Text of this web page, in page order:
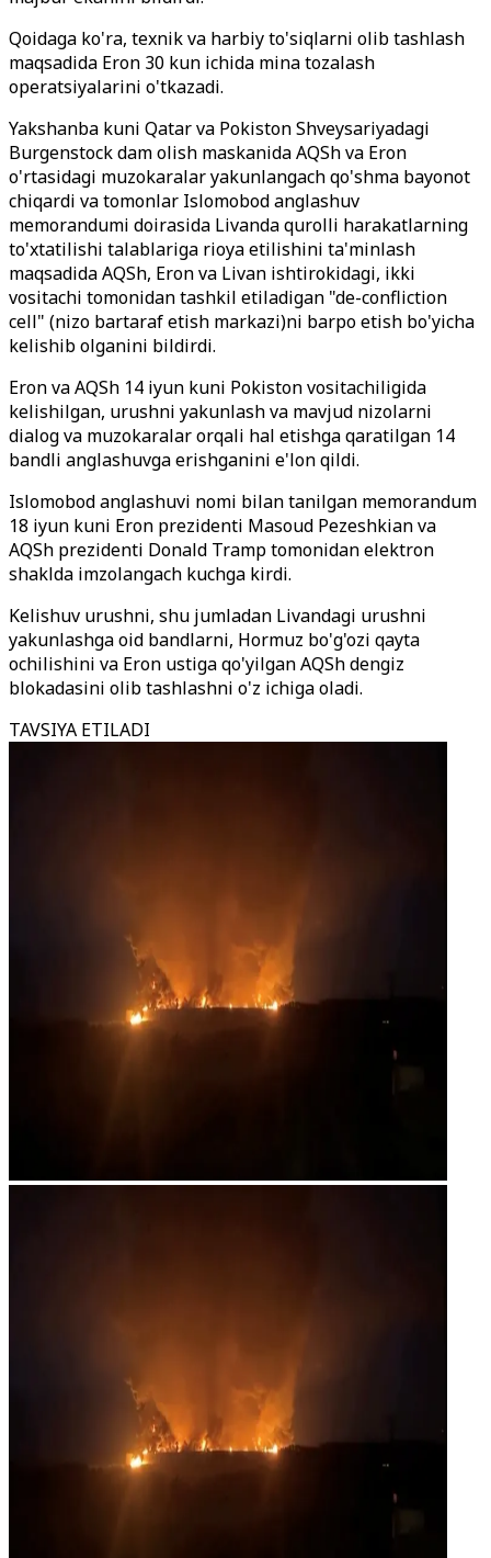
Qoidaga ko'ra, texnik va harbiy to'siqlarni olib tashlash
maqsadida Eron 30 kun ichida mina tozalash
operatsiyalarini o'tkazadi.
Yakshanba kuni Qatar va Pokiston Shveysariyadagi
Burgenstock dam olish maskanida AQSh va Eron
o'rtasidagi muzokaralar yakunlangach qo'shma bayonot
chiqardi va tomonlar Islomobod anglashuv
memorandumi doirasida Livanda qurolli harakatlarning
to'xtatilishi talablariga rioya etilishini ta'minlash
maqsadida AQSh, Eron va Livan ishtirokidagi, ikki
vositachi tomonidan tashkil etiladigan "de-confliction
cell" (nizo bartaraf etish markazi)ni barpo etish bo'yicha
kelishib olganini bildirdi.
Eron va AQSh 14 iyun kuni Pokiston vositachiligida
kelishilgan, urushni yakunlash va mavjud nizolarni
dialog va muzokaralar orqali hal etishga qaratilgan 14
bandli anglashuvga erishganini e'lon qildi.
Islomobod anglashuvi nomi bilan tanilgan memorandum
18 iyun kuni Eron prezidenti Masoud Pezeshkian va
AQSh prezidenti Donald Tramp tomonidan elektron
shaklda imzolangach kuchga kirdi.
Kelishuv urushni, shu jumladan Livandagi urushni
yakunlashga oid bandlarni, Hormuz bo'g'ozi qayta
ochilishini va Eron ustiga qo'yilgan AQSh dengiz
blokadasini olib tashlashni o'z ichiga oladi.
TAVSIYA ETILADI